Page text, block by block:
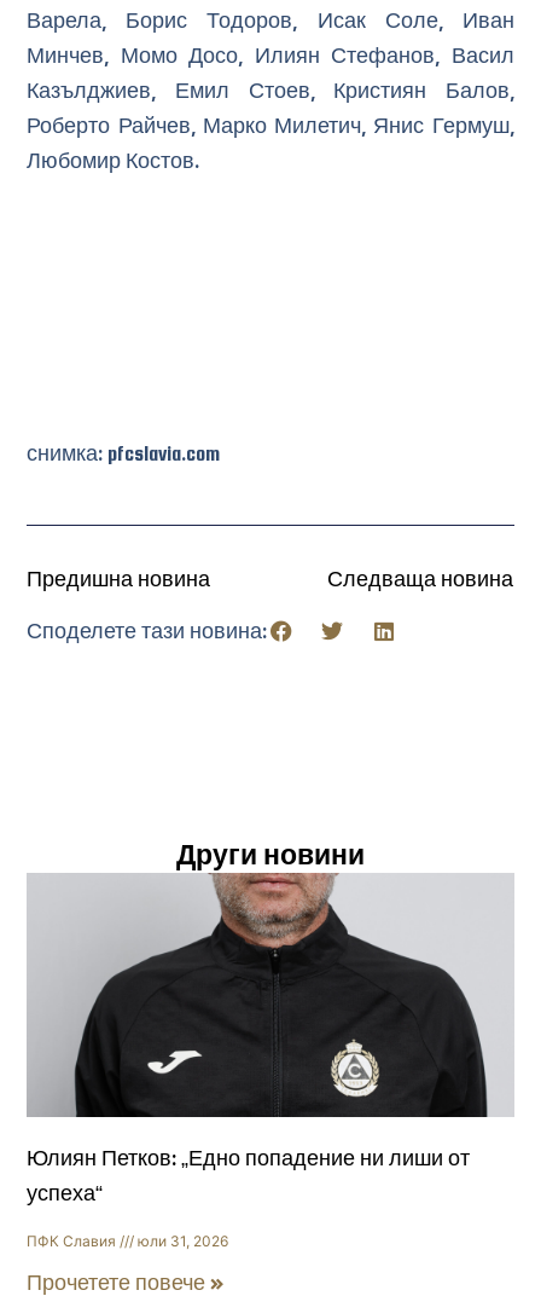
Варела, Борис Тодоров, Исак Соле, Иван
Минчев, Момо Досо, Илиян Стефанов, Васил
Казълджиев, Емил Стоев, Кристиян Балов,
Роберто Райчев, Марко Милетич, Янис Гермуш,
Любомир Костов.
снимка: pfcslavia.com
Предишна новина Следваща новина
Споделете тази новина:
Други новини
Юлиян Петков: „Едно попадение ни лиши от
успеха“
ПФК Славия юли 31, 2026
Прочетете повече »